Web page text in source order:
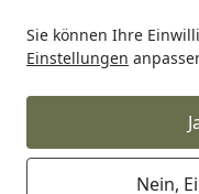
Sie können Ihre
Einstellungen
Nein,
Startseite
Franz Joseph
Standventil
Kaltwasser,